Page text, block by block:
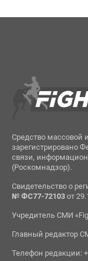
Средство массовой
зарегистрировано
связи,
(Роскомнадзор).
Свидетельство о
№ ФС77-72103от
Учредитель СМИ
Главный редактор
Телефон редакции: